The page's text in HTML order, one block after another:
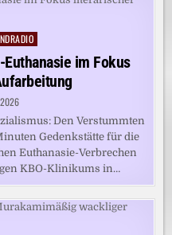
im Fokus
Den Verstummten
Gedenkstätte für die
Euthanasie-Verbrechen
KBO-Klinikums in…